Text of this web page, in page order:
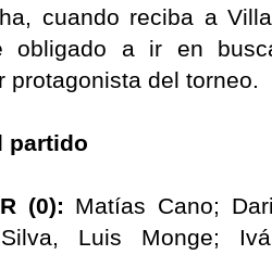
cuando reciba a
obligado a ir en
protagonista del torneo.
partido
(0): Matías Cano;
Luis Monge;